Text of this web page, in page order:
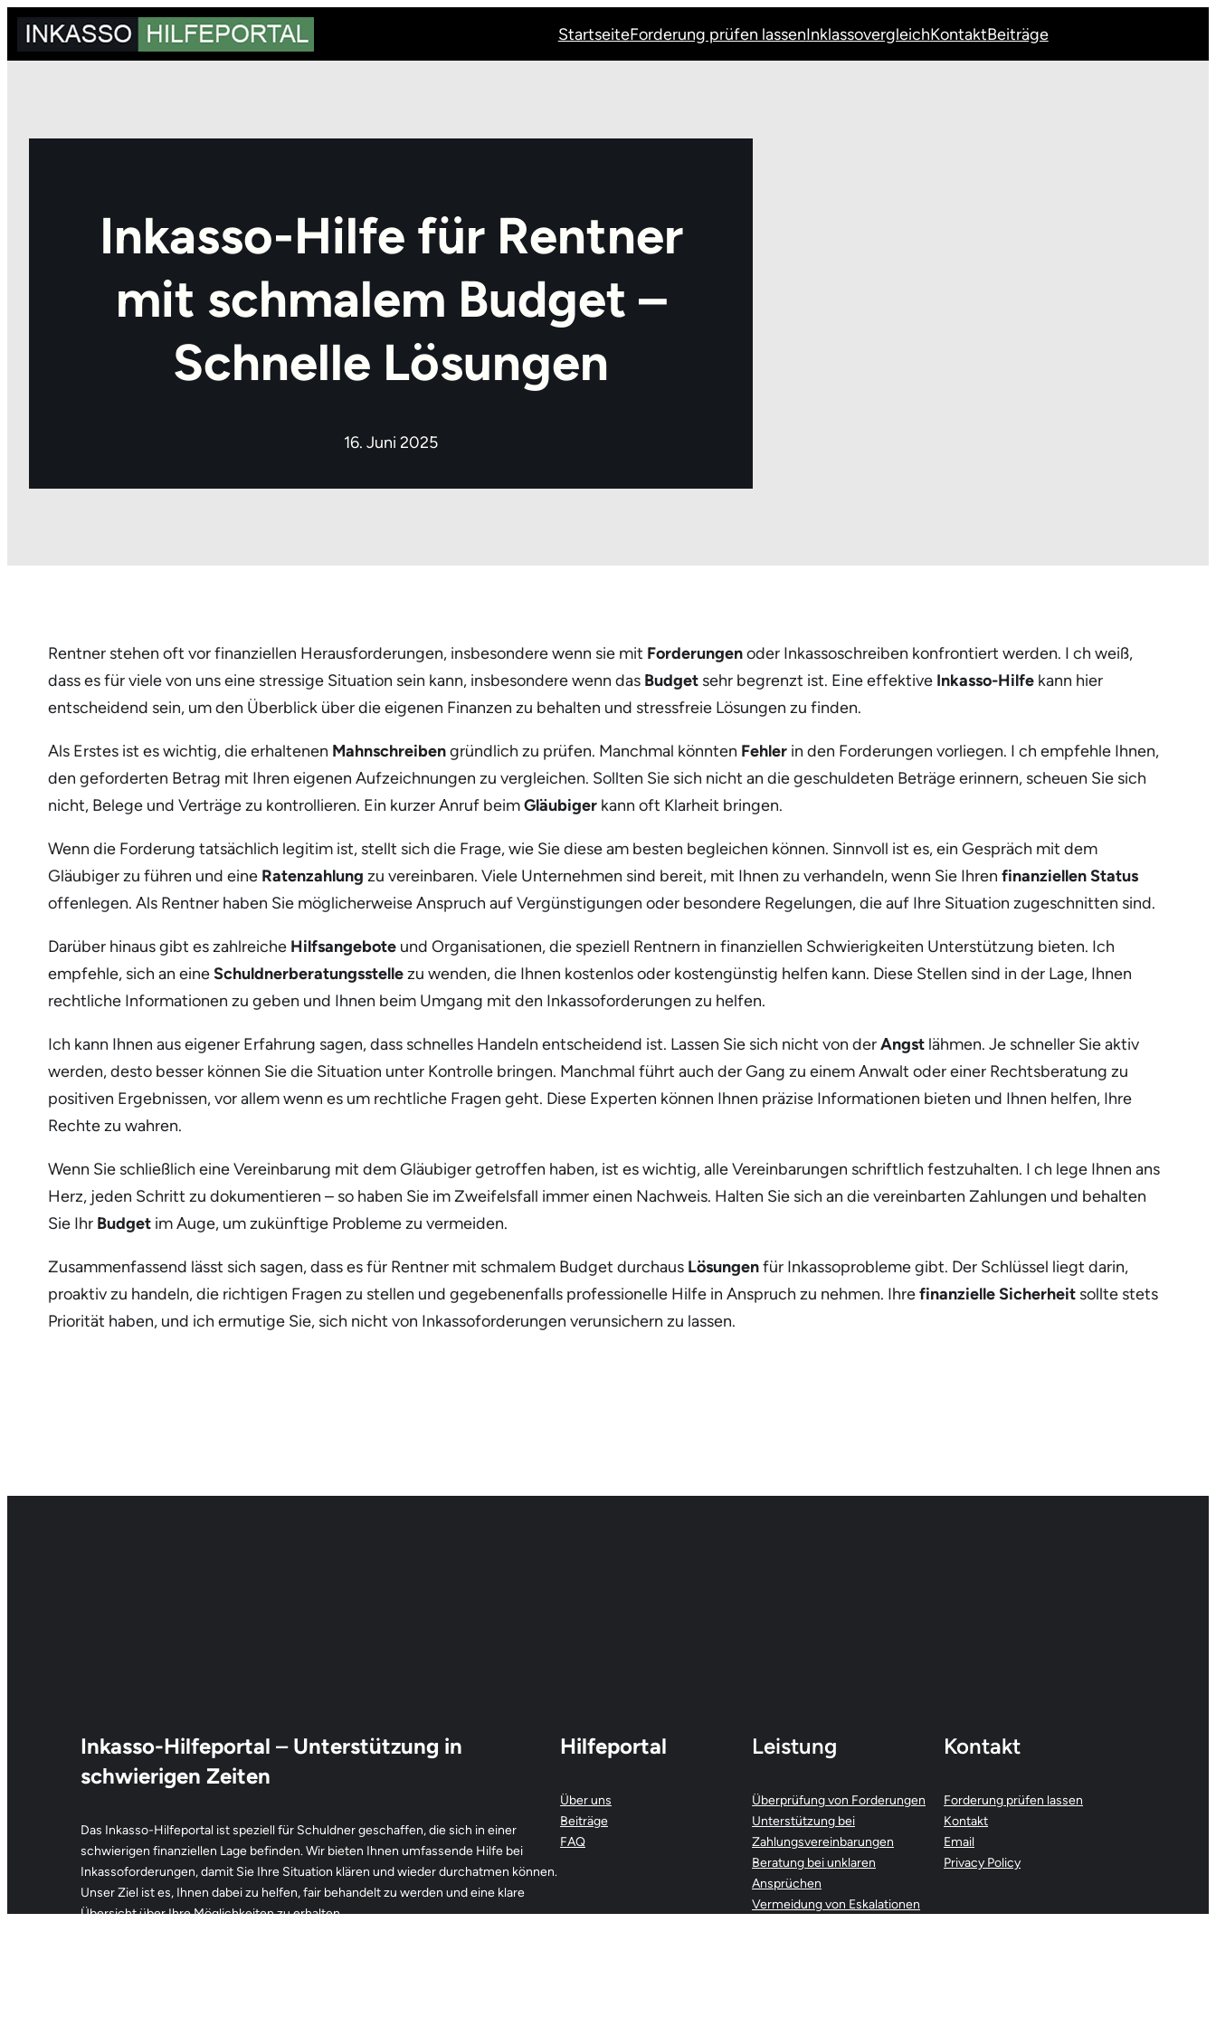
Zum
Inhalt
StartseiteForderung prüfen lassenInklassovergleichKontaktBeiträge
Inkasso-Hilfe für Rentner
mit schmalem Budget –
Schnelle Lösungen
16. Juni 2025
Rentner stehen oft vor finanziellen Herausforderungen, insbesondere wenn sie mit Forderungenoder Inkassoschreiben konfrontiert werden. I ch weiß,
dass es für viele von uns eine stressige Situation sein kann, insbesondere wenn das Budgetsehr begrenzt ist. Eine effektive Inkasso-Hilfekann hier
entscheidend sein, um den Überblick über die eigenen Finanzen zu behalten und stressfreie Lösungen zu finden.
Als Erstes ist es wichtig, die erhaltenen Mahnschreibengründlich zu prüfen. Manchmal könnten Fehlerin den Forderungen vorliegen. I ch empfehle Ihnen,
den geforderten Betrag mit Ihren eigenen Aufzeichnungen zu vergleichen. Sollten Sie sich nicht an die geschuldeten Beträge erinnern, scheuen Sie sich
nicht, Belege und Verträge zu kontrollieren. Ein kurzer Anruf beimGläubigerkann oft Klarheit bringen.
Wenn die Forderung tatsächlich legitim ist, stellt sich die Frage, wie Sie diese am besten begleichen können. Sinnvoll ist es, ein Gespräch mit dem
Gläubiger zu führen und eine Ratenzahlung zu vereinbaren. Viele Unternehmen sind bereit, mit Ihnen zu verhandeln, wenn Sie Ihren finanziellen Status
offenlegen. Als Rentner haben Sie möglicherweise Anspruch auf Vergünstigungen oder besondere Regelungen, die auf Ihre Situation zugeschnitten sind.
Darüber hinaus gibt es zahlreiche Hilfsangeboteund Organisationen, die speziell Rentnern in finanziellen Schwierigkeiten Unterstützung bieten. Ich
empfehle, sich an eineSchuldnerberatungsstellezu wenden, die Ihnen kostenlos oder kostengünstig helfen kann. Diese Stellen sind in der Lage, Ihnen
rechtliche Informationen zu geben und Ihnen beim Umgang mit den Inkassoforderungen zu helfen.
Ich kann Ihnen aus eigener Erfahrung sagen, dass schnelles Handeln entscheidend ist. Lassen Sie sich nicht von derAngstlähmen. Je schneller Sie aktiv
werden, desto besser können Sie die Situation unter Kontrolle bringen. Manchmal führt auch der Gang zu einem Anwalt oder einer Rechtsberatung zu
positiven Ergebnissen, vor allem wenn es um rechtliche Fragen geht. Diese Experten können Ihnen präzise Informationen bieten und Ihnen helfen, Ihre
Rechte zu wahren.
Wenn Sie schließlich eine Vereinbarung mit dem Gläubiger getroffen haben, ist es wichtig, alle Vereinbarungen schriftlich festzuhalten. I ch lege Ihnen ans
Herz, jeden Schritt zu dokumentieren – so haben Sie im Zweifelsfall immer einen Nachweis. Halten Sie sich an die vereinbarten Zahlungen und behalten
Sie Ihr Budgetim Auge, um zukünftige Probleme zu vermeiden.
Zusammenfassend lässt sich sagen, dass es für Rentner mit schmalem Budget durchaus Lösungenfür Inkassoprobleme gibt. Der Schlüssel liegt darin,
proaktiv zu handeln, die richtigen Fragen zu stellen und gegebenenfalls professionelle Hilfe in Anspruch zu nehmen. Ihrefinanzielle Sicherheitsollte stets
Priorität haben, und ich ermutige Sie, sich nicht von Inkassoforderungen verunsichern zu lassen.
Inkasso-Hilfeportal –Unterstützung in
schwierigen Zeiten
Das Inkasso-Hilfeportal ist speziell für Schuldner geschaffen, die sich in einer
schwierigen finanziellen Lage befinden. Wir bieten Ihnen umfassende Hilfe bei
Inkassoforderungen, damit Sie Ihre Situation klären und wieder durchatmen können.
Unser Ziel ist es, Ihnen dabei zu helfen, fair behandelt zu werden und eine klare
Übersicht über Ihre Möglichkeiten zu erhalten.
Hilfeportal
Über uns
Beiträge
FAQ
Leistung
Überprüfung von Forderungen
Unterstützung bei
Zahlungsvereinbarungen
Beratung bei unklaren
Ansprüchen
Vermeidung von Eskalationen
Kontakt
Forderung prüfen lassen
Kontakt
Email
Privacy Policy